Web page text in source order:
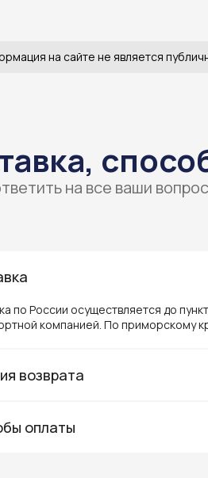
на сайте не является
на все ваши
по России осуществляется до
компанией. По приморскому
возврата
оплаты